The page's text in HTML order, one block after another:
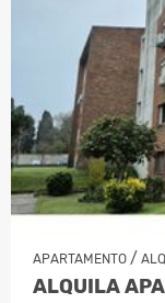
APARTAMENTO /
ALQUILA